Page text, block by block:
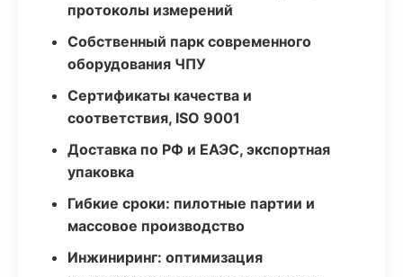
протоколы измерений
Собственный парк современного
оборудования ЧПУ
Сертификаты качества и
соответствия, ISO 9001
Доставка по РФ и ЕАЭС, экспортная
упаковка
Гибкие сроки: пилотные партии и
массовое производство
Инжиниринг: оптимизация